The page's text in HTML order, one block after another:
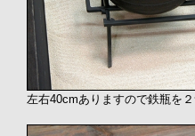
左右40cmありますので鉄瓶を